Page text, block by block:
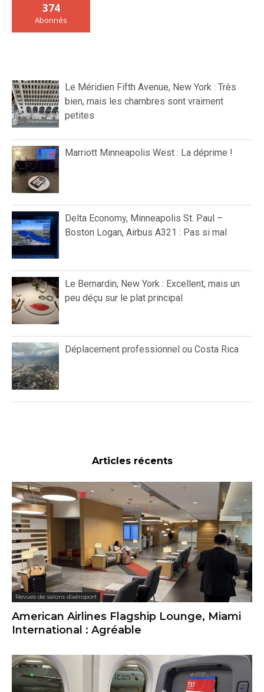
374
Abonnés
Le Méridien Fifth Avenue, New York : Très
bien, mais les chambres sont vraiment
petites
Marriott Minneapolis West : La déprime !
Delta Economy, Minneapolis St. Paul –
Boston Logan, Airbus A321 : Pas si mal
Le Bernardin, New York : Excellent, mais un
peu déçu sur le plat principal
Déplacement professionnel ou Costa Rica
Articles récents
Revues de salons d'aéroport
American Airlines Flagship Lounge, Miami
International : Agréable